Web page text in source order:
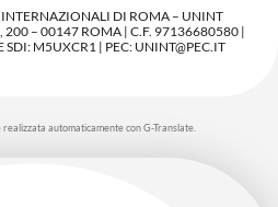
INTERNAZIONALI DI ROMA – UNINT
– 00147 ROMA | C.F. 97136680580 |
M5UXCR1 | PEC: UNINT@PEC.IT
automaticamente con G-Translate.